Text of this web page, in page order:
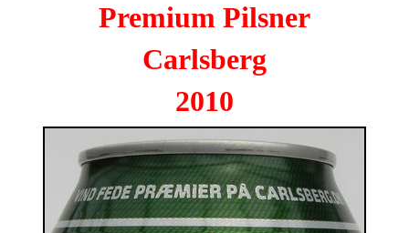
Premium Pilsner
Carlsberg
2010